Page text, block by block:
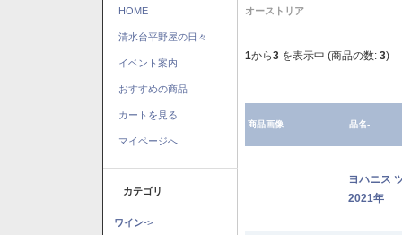
HOME
清水台平野屋の日々
イベント案内
おすすめの商品
カートを見る
マイページへ
カテゴリ
ワイン->
オーストリア
1から3 を表示中 (商品の数: 3)
商品画像 品名-
ヨハニス
2021年